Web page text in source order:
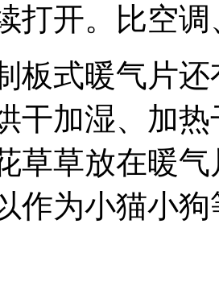
打开。比空
板式暖气片
干加湿、加
草草放在暖
作为小猫小